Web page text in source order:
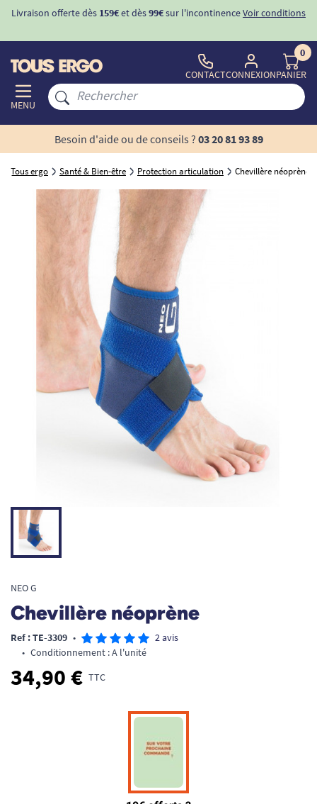
Livraison offerte dès 159€et dès99€sur l'incontinenceVoir conditions
MENU
CONTACTCONNEXION
0
PANIER
Besoin d'aide ou de conseils ? 03 20 81 93 89
Tous ergo Santé & Bien-être Protection articulation Chevillère néoprène
NEO G
Chevillère néoprène
Ref : TE-3309 •
2 avis
• Conditionnement : A l'unité
34,90 € TTC